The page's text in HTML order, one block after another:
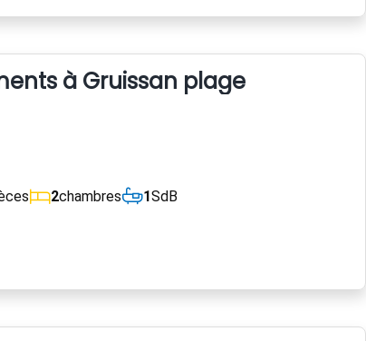
à Gruissan plage
2chambres 1SdB